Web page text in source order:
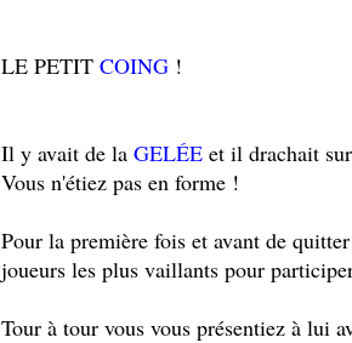
LE PETIT COING !
Il y avait de la GELÉE et il drachait
Vous n'étiez pas en forme !
Pour la première fois et avant de
joueurs les plus vaillants pour
Tour à tour vous vous présentiez à lui